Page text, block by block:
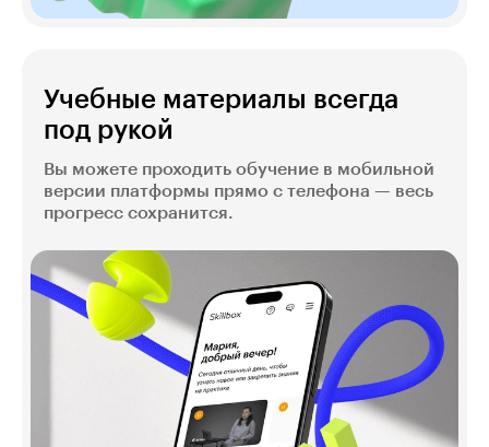
Учебные материалы всегда
под рукой
Вы можете проходить обучение в мобильной
версии платформы прямо с телефона — весь
прогресс сохранится.